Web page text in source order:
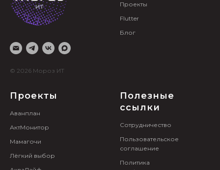
© 2026 Мороз ИТ
Проекты
Flutter
Блог
Проекты
Аванплан
АктМонитор
Мамагочи
Лёгкий выбор
Полезные
ссылки
Сотрудничество
Пользовательское
соглашение
Политика